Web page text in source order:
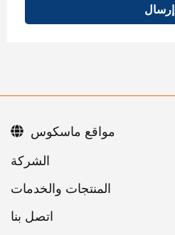
إرسال
اتصل بنا
مواقع ماسكوس